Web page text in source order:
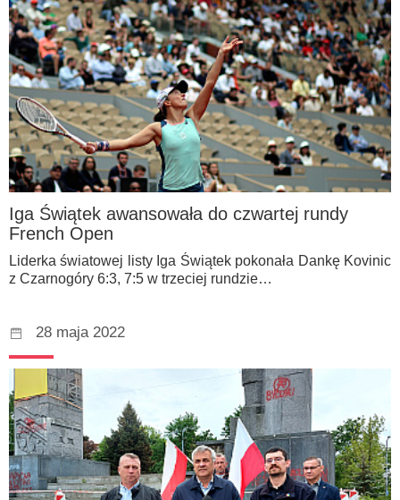
Iga Świątek awansowała do czwartej rundy
French Open
Liderka światowej listy Iga Świątek pokonała Dankę Kovinic
z Czarnogóry 6:3, 7:5 w trzeciej rundzie…
28 maja 2022